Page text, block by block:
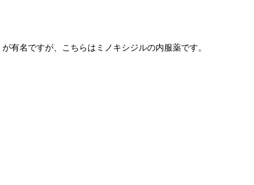
有名ですが、こちらはミノキシジルの内服薬です。